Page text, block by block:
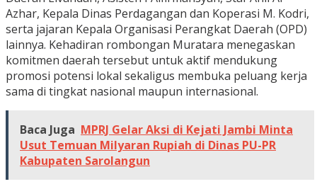
Azhar, Kepala Dinas Perdagangan dan Koperasi M. Kodri,
serta jajaran Kepala Organisasi Perangkat Daerah (OPD)
lainnya. Kehadiran rombongan Muratara menegaskan
komitmen daerah tersebut untuk aktif mendukung
promosi potensi lokal sekaligus membuka peluang kerja
sama di tingkat nasional maupun internasional.
Baca Juga MPRJ Gelar Aksi di Kejati Jambi Minta
Usut Temuan Milyaran Rupiah di Dinas PU-PR
Kabupaten Sarolangun